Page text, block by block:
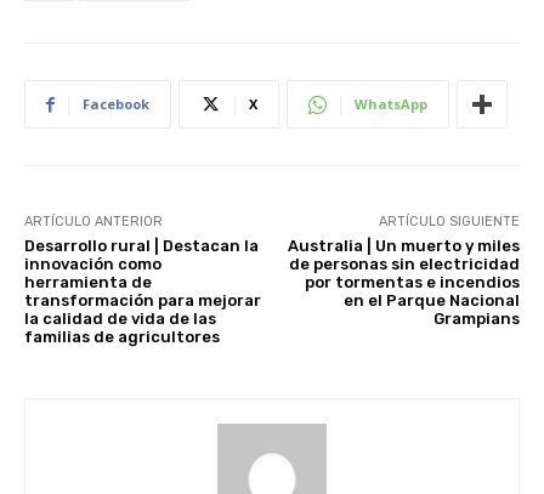
Facebook X WhatsApp
ARTÍCULO ANTERIOR
Desarrollo rural | Destacan la
innovación como
herramienta de
transformación para mejorar
la calidad de vida de las
familias de agricultores
ARTÍCULO SIGUIENTE
Australia | Un muerto y miles
de personas sin electricidad
por tormentas e incendios
en el Parque Nacional
Grampians